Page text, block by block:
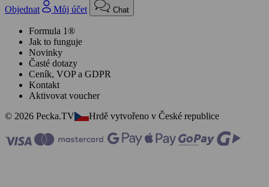
Objednat
Můj účet Chat
Formula 1®
Jak to funguje
Novinky
Časté dotazy
Ceník, VOP a GDPR
Kontakt
Aktivovat voucher
© 2026 Pecka.TV
Hrdě vytvořeno v České republice